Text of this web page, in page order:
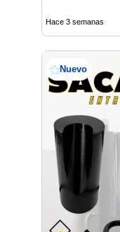
Hace 3 semanas
Nuevo